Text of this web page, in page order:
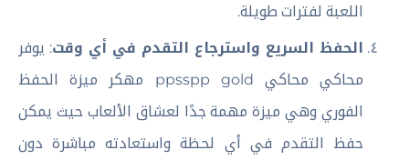
اللعبة لفترات طويلة.
الحفظ السريع واسترجاع التقدم في أي وقت: يوفر
محاكي محاكي ppsspp gold مهكر ميزة الحفظ
الفوري وهي ميزة مهمة جدًا لعشاق الألعاب حيث يمكن
حفظ التقدم في أي لحظة واستعادته مباشرة دون